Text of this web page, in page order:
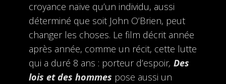
croyance naïve qu’un individu, aussi
déterminé que soit John O’Brien, peut
changer les choses. Le film décrit année
après année, comme un récit, cette lutte
qui a duré 8 ans : porteur d’espoir, Des
lois et des hommes pose aussi un